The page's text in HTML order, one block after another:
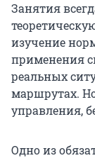
Занятия
изучение
применения
реальных
маршрутах.
управления,
Одно из